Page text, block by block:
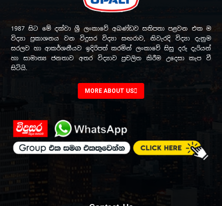
1987 සිට මේ දක්වා ශ්‍රී ලංකාවේ අඛණ්ඩව සතිපතා පළවන එක ම
විද්‍යා ප්‍රකාශනය වන විදුසර විද්‍යා සඟරාව, නිවැරදි විද්‍යා දැනුම
සරලව හා ආකර්ශනීයව ඉදිරිපත් කරමින් ලංකාවේ සිසු දරු දැරියන්
හා සාමාන්‍ය ජනතාව අතර විද්‍යාව ප්‍රචලිත කිරීම උදෙසා කැප වී
සිටියි.
MORE ABOUT US